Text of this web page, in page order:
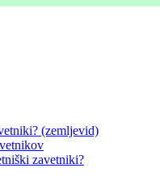
(zemljevid)
zavetniki?